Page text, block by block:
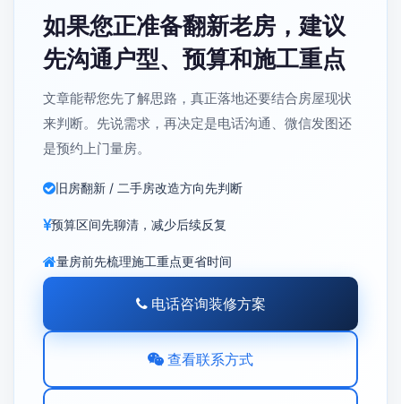
如果您正准备翻新老房，建议
先沟通户型、预算和施工重点
文章能帮您先了解思路，真正落地还要结合房屋现状
来判断。先说需求，再决定是电话沟通、微信发图还
是预约上门量房。
旧房翻新 / 二手房改造方向先判断
预算区间先聊清，减少后续反复
量房前先梳理施工重点更省时间
电话咨询装修方案
查看联系方式